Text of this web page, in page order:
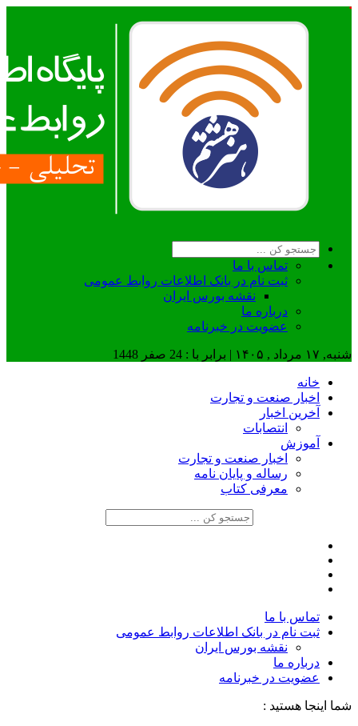
تماس با ما
ثبت نام در بانک اطلاعات روابط عمومی
نقشه بورس ایران
درباره ما
عضويت در خبرنامه
شنبه, ۱۷ مرداد , ۱۴۰۵ | برابر با : 24 صفر 1448
خانه
اخبار صنعت و تجارت
آخرین اخبار
انتصابات
آموزش
اخبار صنعت و تجارت
رساله و پایان نامه
معرفی کتاب
تماس با ما
ثبت نام در بانک اطلاعات روابط عمومی
نقشه بورس ایران
درباره ما
عضويت در خبرنامه
شما اینجا هستید :